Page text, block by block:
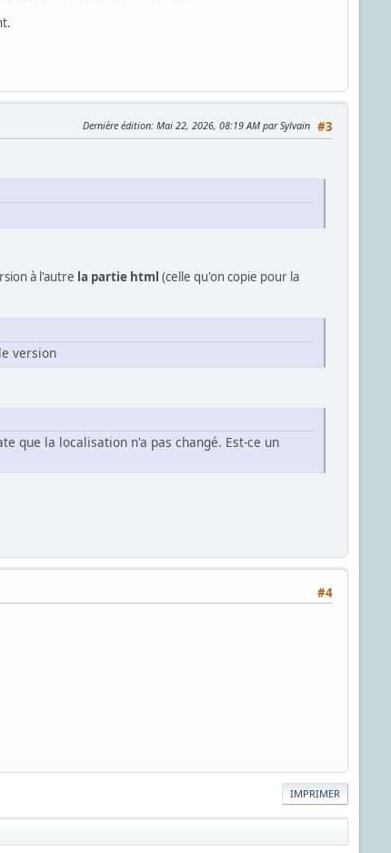
#3
Dernière édition: Mai 22, 2026, 08:19 AM par Sylvain
à l'autre la partie html (celle qu'on copie pour la
version
que la localisation n'a pas changé. Est-ce un
#4
IMPRIMER